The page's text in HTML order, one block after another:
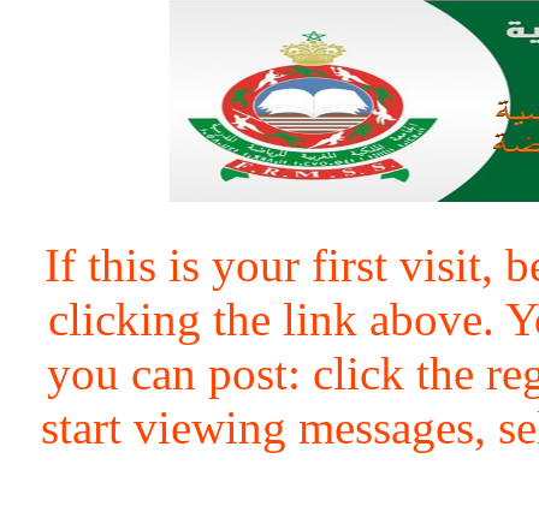
If this is your first visit,
clicking the link above.
you can post: click the
start viewing messages,